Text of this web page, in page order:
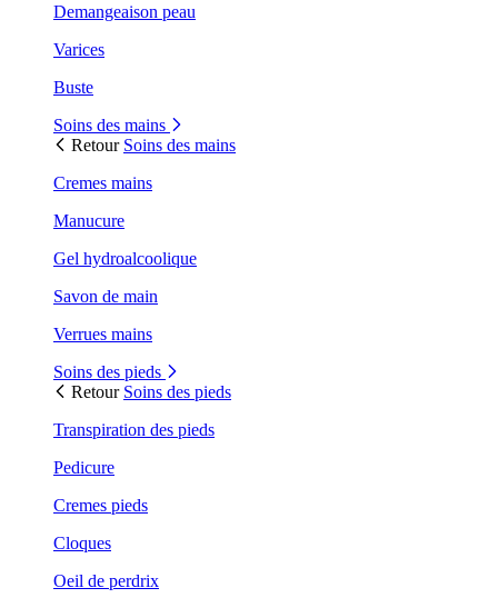
Demangeaison peau
Varices
Buste
Soins des mains
Retour Soins des mains
Cremes mains
Manucure
Gel hydroalcoolique
Savon de main
Verrues mains
Soins des pieds
Retour Soins des pieds
Transpiration des pieds
Pedicure
Cremes pieds
Cloques
Oeil de perdrix